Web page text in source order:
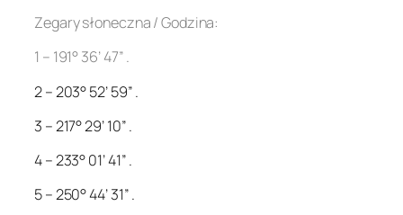
Zegary słoneczna / Godzina:
1 – 191° 36’ 47” .
2 – 203° 52’ 59” .
3 – 217° 29’ 10” .
4 – 233° 01’ 41” .
5 – 250° 44’ 31” .